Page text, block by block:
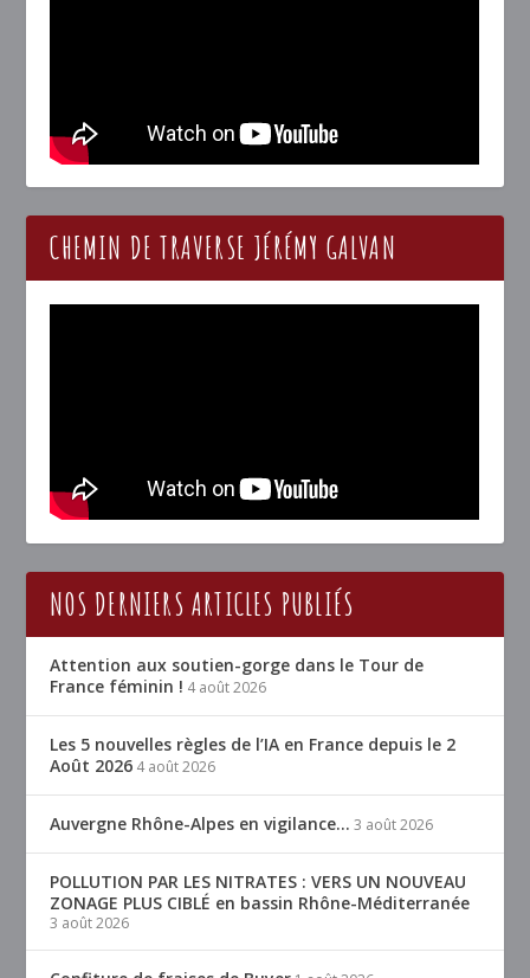
CHEMIN DE TRAVERSE JÉRÉMY GALVAN
NOS DERNIERS ARTICLES PUBLIÉS
Attention aux soutien-gorge dans le Tour de
France féminin ! 4 août 2026
Les 5 nouvelles règles de l’IA en France depuis le 2
Août 2026 4 août 2026
Auvergne Rhône-Alpes en vigilance… 3 août 2026
POLLUTION PAR LES NITRATES : VERS UN NOUVEAU
ZONAGE PLUS CIBLÉ en bassin Rhône-Méditerranée
3 août 2026